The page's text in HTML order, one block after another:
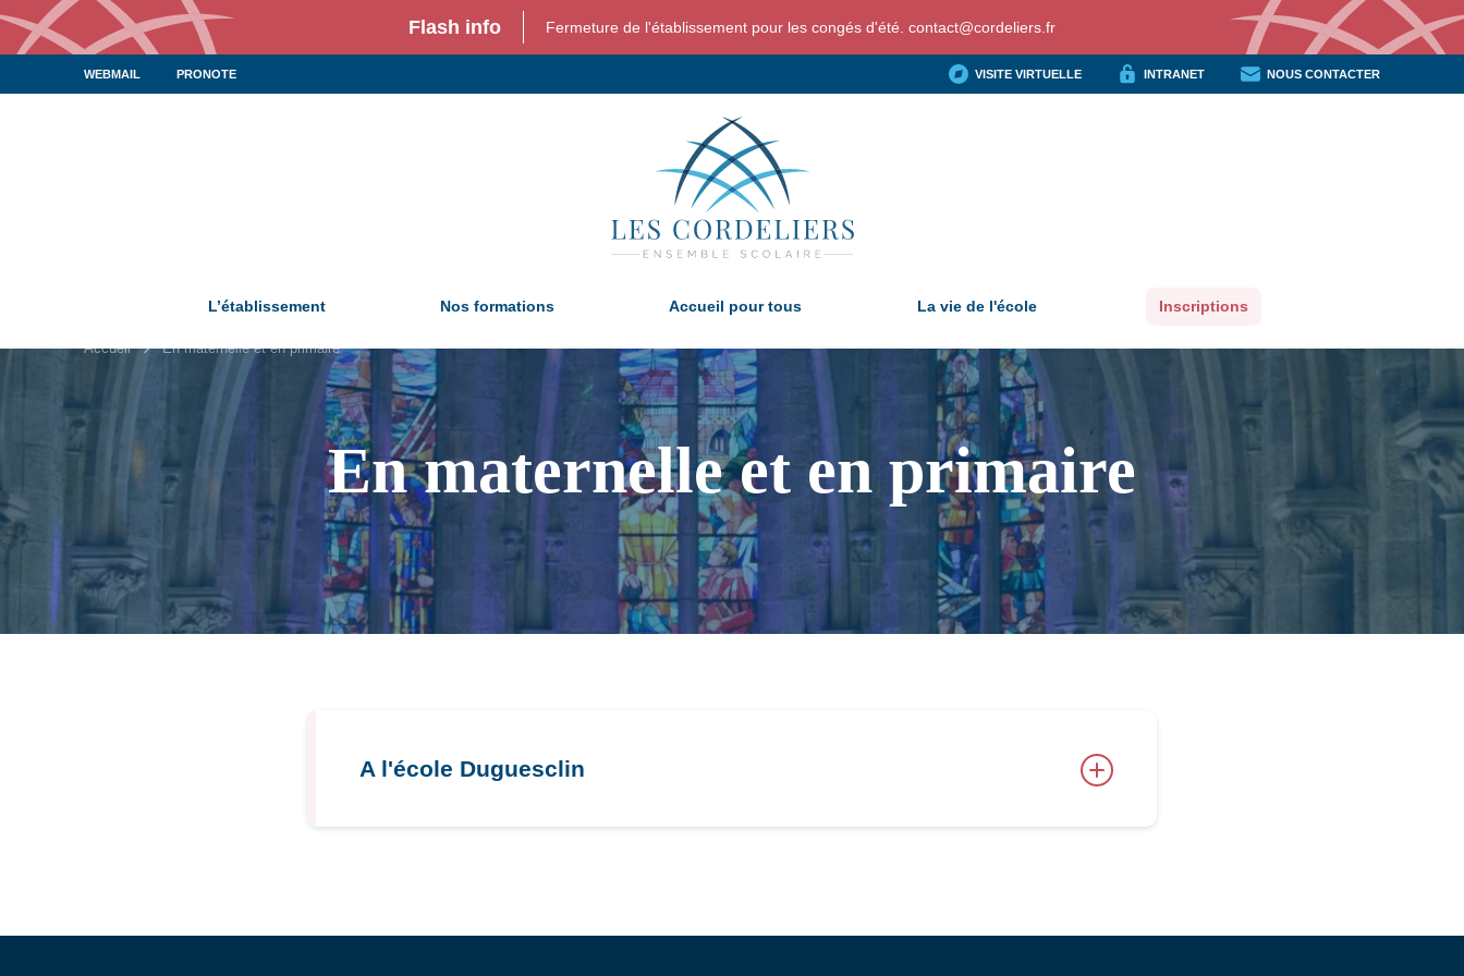
Flash info Fermeture de l'établissement pour les congés d'été. contact@cordeliers.fr
WEBMAIL PRONOTE VISITE VIRTUELLE INTRANET NOUS CONTACTER
L’établissement Nos formations Accueil pour tous La vie de l'école Inscriptions
Accueil En maternelle et en primaire
En maternelle et en primaire
A l'école Duguesclin